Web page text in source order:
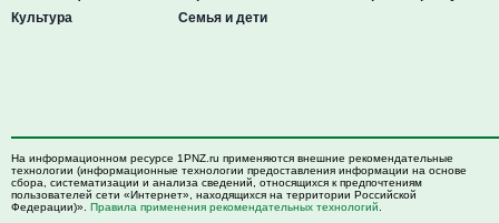
Культура
Семья и дети
На информационном ресурсе 1PNZ.ru применяются внешние рекомендательные
технологии (информационные технологии предоставления информации на основе
сбора, систематизации и анализа сведений, относящихся к предпочтениям
пользователей сети «Интернет», находящихся на территории Российской
Федерации)». Правила применения рекомендательных технологий